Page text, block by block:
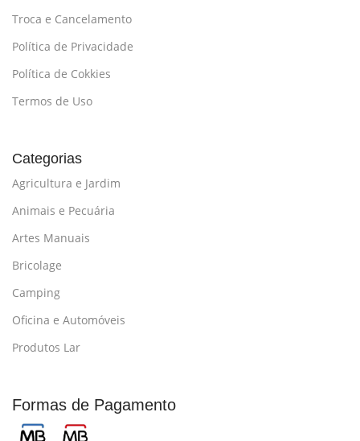
Troca e Cancelamento
Política de Privacidade
Política de Cokkies
Termos de Uso
Categorias
Agricultura e Jardim
Animais e Pecuária
Artes Manuais
Bricolage
Camping
Oficina e Automóveis
Produtos Lar
Formas de Pagamento